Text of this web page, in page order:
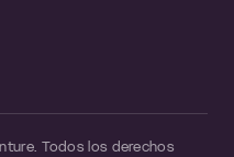
Todos los derechos